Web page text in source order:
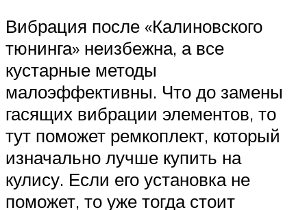
Вибрация после «Калиновского
тюнинга» неизбежна, а все
кустарные методы
малоэффективны. Что до замены
гасящих вибрации элементов, то
тут поможет ремкоплект, который
изначально лучше купить на
кулису. Если его установка не
поможет, то уже тогда стоит